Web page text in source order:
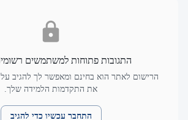
התגובות פתוחות למשתמשים
הרישום לאתר הוא בחינם ומאפשר לך להגיב
את התקדמות הלמידה שלך.
התחבר עכשיו כדי להגיב